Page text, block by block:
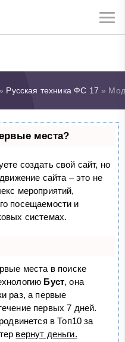
» Русская техника ФС 17 »
места?
создать свой сайт, но
сайта – это не
мероприятий,
посещаемости и
системах.
места в поиске
Буст, она
раз, а первые
первых 7 дней.
в Топ10 за
вернут деньги.